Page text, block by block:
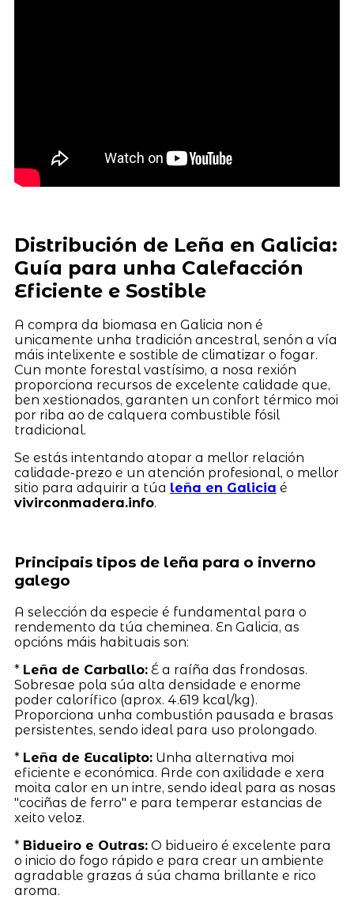
Distribución de Leña en Galicia:
Guía para unha Calefacción
Eficiente e Sostible
A compra da biomasa en Galicia non é
unicamente unha tradición ancestral, senón a vía
máis intelixente e sostible de climatizar o fogar.
Cun monte forestal vastísimo, a nosa rexión
proporciona recursos de excelente calidade que,
ben xestionados, garanten un confort térmico moi
por riba ao de calquera combustible fósil
tradicional.
Se estás intentando atopar a mellor relación
calidade-prezo e un atención profesional, o mellor
sitio para adquirir a túa leña en Galicia é
vivirconmadera.info.
Principais tipos de leña para o inverno
galego
A selección da especie é fundamental para o
rendemento da túa cheminea. En Galicia, as
opcións máis habituais son:
* Leña de Carballo:É a raíña das frondosas.
Sobresae pola súa alta densidade e enorme
poder calorífico (aprox. 4.619 kcal/kg).
Proporciona unha combustión pausada e brasas
persistentes, sendo ideal para uso prolongado.
* Leña de Eucalipto:Unha alternativa moi
eficiente e económica. Arde con axilidade e xera
moita calor en un intre, sendo ideal para as nosas
"cociñas de ferro" e para temperar estancias de
xeito veloz.
* Bidueiro e Outras:O bidueiro é excelente para
o inicio do fogo rápido e para crear un ambiente
agradable grazas á súa chama brillante e rico
aroma.